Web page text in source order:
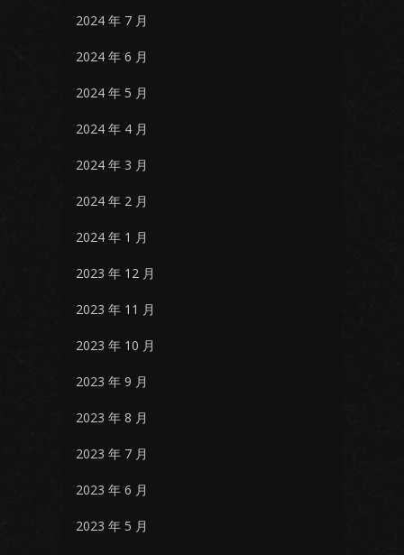
2024 年 7 月
2024 年 6 月
2024 年 5 月
2024 年 4 月
2024 年 3 月
2024 年 2 月
2024 年 1 月
2023 年 12 月
2023 年 11 月
2023 年 10 月
2023 年 9 月
2023 年 8 月
2023 年 7 月
2023 年 6 月
2023 年 5 月